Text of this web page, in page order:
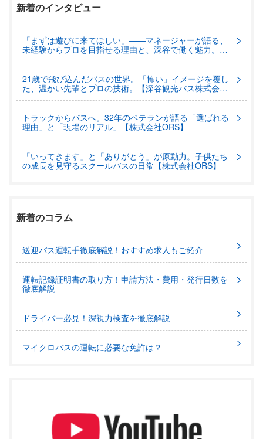
新着のインタビュー
「まずは遊びに来てほしい」――マネージャーが語る、
未経験からプロを目指せる理由と、深谷で働く魅力。
【深谷観光バス株式会社】
21歳で飛び込んだバスの世界。「怖い」イメージを覆し
た、温かい先輩とプロの技術。【深谷観光バス株式会
社】
トラックからバスへ。32年のベテランが語る「選ばれる
理由」と「現場のリアル」【株式会社ORS】
「いってきます」と「ありがとう」が原動力。子供たち
の成長を見守るスクールバスの日常【株式会社ORS】
新着のコラム
送迎バス運転手徹底解説！おすすめ求人もご紹介
運転記録証明書の取り方！申請方法・費用・発行日数を
徹底解説
ドライバー必見！深視力検査を徹底解説
マイクロバスの運転に必要な免許は？